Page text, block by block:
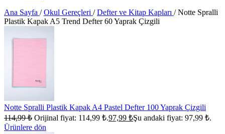
Ana Sayfa / Okul Gereçleri / Defter ve Kitap Kapları / Notte Spralli
Plastik Kapak A5 Trend Defter 60 Yaprak Çizgili
Notte Spralli Plastik Kapak A4 Pastel Defter 100 Yaprak Çizgili
114,99₺ Orijinal fiyat: 114,99 ₺.97,99 ₺Şu andaki fiyat: 97,99 ₺.
Ürünlere dön